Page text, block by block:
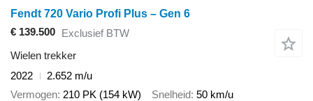
Fendt 720 Vario Profi Plus – Gen 6
€ 139.500 Exclusief BTW
Wielen trekker
2022
2.652 m/u
Vermogen 210 PK (154 kW) Snelheid 50 km/u